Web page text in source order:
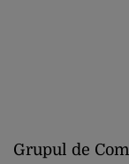
Grupul de